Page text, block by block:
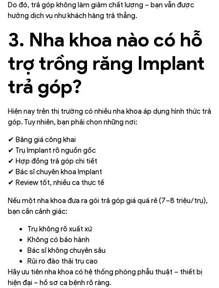
Do đó, trả góp không làm giảm chất lượng – bạn vẫn được
hưởng dịch vụ như khách hàng trả thẳng.
3. Nha khoa nào có hỗ
trợ trồng răng Implant
trả góp?
Hiện nay trên thị trường có nhiều nha khoa áp dụng hình thức trả
góp. Tuy nhiên, bạn phải chọn những nơi:
✔ Bảng giá công khai
✔ Trụ Implant rõ nguồn gốc
✔ Hợp đồng trả góp chi tiết
✔ Bác sĩ chuyên khoa Implant
✔ Review tốt, nhiều ca thực tế
Nếu một nha khoa đưa ra gói trả góp giá quá rẻ (7–8 triệu/trụ),
bạn cần cảnh giác:
Trụ không rõ xuất xứ
Không có bảo hành
Bác sĩ không chuyên sâu
Rủi ro đào thải trụ cao
Hãy ưu tiên nha khoa có hệ thống phòng phẫu thuật – thiết bị
hiện đại – hồ sơ ca bệnh rõ ràng.